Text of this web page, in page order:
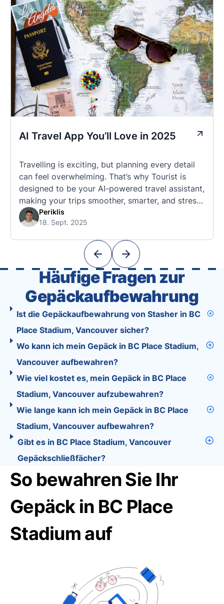
AI Travel App You’ll Love in 2025
Travelling is exciting, but planning every detail
can feel overwhelming. That’s why Tourist is
designed to be your AI-powered travel assistant,
making your trips smoother, smarter, and stress-
free. 🧭 What Makes the Tourist App Unique?
Unlike standard travel apps, Tourist combines
With Tourist, your trip planning becomes as
Periklis
18. Sept. 2025
Häufige Fragen zur
Gepäckaufbewahrung
Ist die Gepäckaufbewahrung von Stasher in BC
Place Stadium, Vancouver sicher?
Wo kann ich mein Gepäck in BC Place Stadium,
Vancouver aufbewahren?
Wie viel kostet es, mein Gepäck in BC Place
Stadium, Vancouver aufzubewahren?
Wie lange kann ich mein Gepäck in BC Place
Stadium, Vancouver aufbewahren?
Gibt es in BC Place Stadium, Vancouver
Gepäckschließfächer?
So bewahren Sie Ihr
Gepäck in BC Place
Stadium auf